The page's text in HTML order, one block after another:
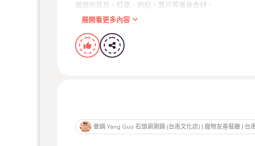
嚴選何首烏、紅棗、枸杞、薑片等養身食材，
藥香融入湯底的鮮甜，暖心又暖胃，
補氣養身，讓您歲歲平安 !
立冬進補，不只是傳統，
更是一種對生活的體貼與照顧。
日常儀式感，就從一鍋好湯開始
養鍋保有活動解釋、修改與暫停權
展開看更多內容
養鍋 Yang Guo 石頭涮涮鍋 (台南文化店) | 寵物友善餐廳 | 台